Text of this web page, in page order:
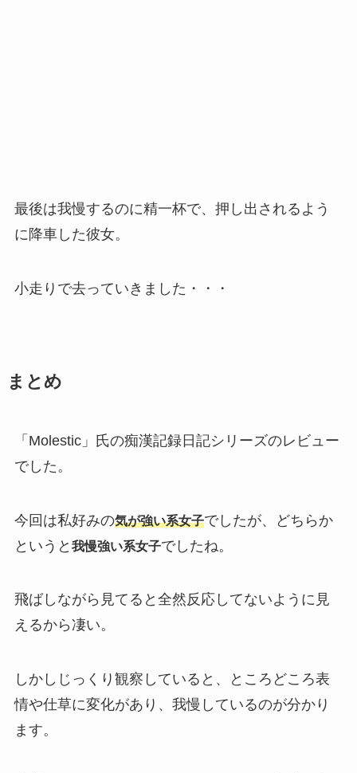
最後は我慢するのに精一杯で、押し出されるよう
に降車した彼女。
小走りで去っていきました・・・
まとめ
「Molestic」氏の痴漢記録日記シリーズのレビュー
でした。
今回は私好みの気が強い系女子でしたが、どちらか
というと 我慢強い系女子でしたね。
飛ばしながら見てると全然反応してないように見
えるから凄い。
しかしじっくり観察していると、ところどころ表
情や仕草に変化があり、我慢しているのが分かり
ます。